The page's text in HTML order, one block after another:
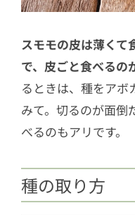
スモモの皮は薄くて
で、皮ごと食べるの
るときは、種をアボ
みて。切るのが面倒
べるのもアリです。
種の取り方